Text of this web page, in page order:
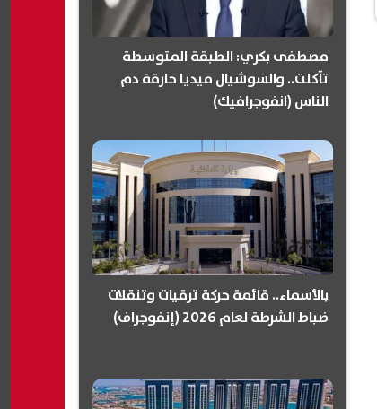
مصطفى بكري: الطبقة المتوسطة
تآكلت.. والسوشيال ميديا حارقة دم
الناس (انفوجرافيك)
بالأسماء.. قائمة حركة ترقيات وتنقلات
ضباط الشرطة لعام 2026 (إنفوجراف)